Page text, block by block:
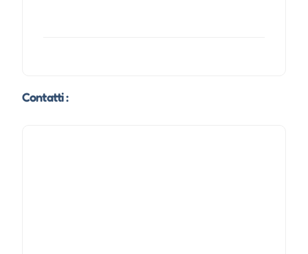
Contatti :